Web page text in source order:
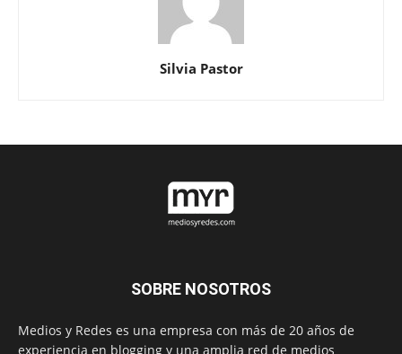
Silvia Pastor
SOBRE NOSOTROS
Medios y Redes es una empresa con más de 20 años de
experiencia en blogging y una amplia red de medios